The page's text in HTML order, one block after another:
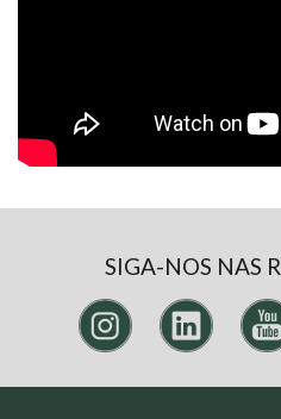
SIGA-NOS NAS